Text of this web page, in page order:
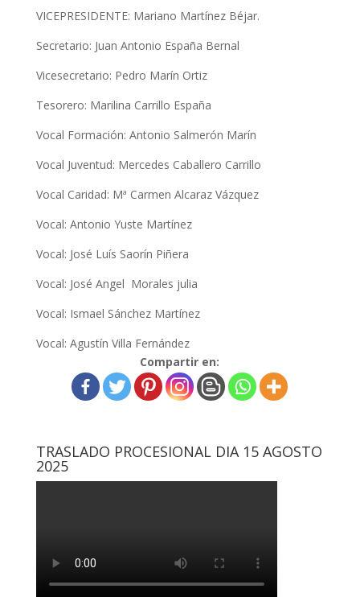
VICEPRESIDENTE: Mariano Martínez Béjar.
Secretario: Juan Antonio España Bernal
Vicesecretario: Pedro Marín Ortiz
Tesorero: Marilina Carrillo España
Vocal Formación: Antonio Salmerón Marín
Vocal Juventud: Mercedes Caballero Carrillo
Vocal Caridad: Mª Carmen Alcaraz Vázquez
Vocal: Antonio Yuste Martínez
Vocal: José Luís Saorín Piñera
Vocal: José Angel Morales julia
Vocal: Ismael Sánchez Martínez
Vocal: Agustín Villa Fernández
Compartir en:
TRASLADO PROCESIONAL DIA 15 AGOSTO
2025